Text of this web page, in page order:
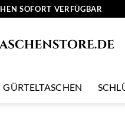
SOFORT VERFÜGBAR
GÜRTELTASCHEN